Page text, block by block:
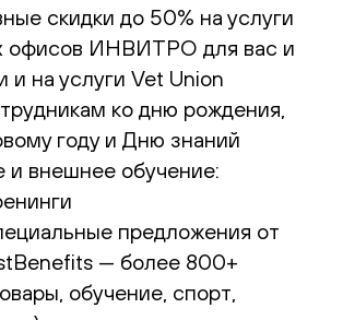
скидки до 50% на услуги
офисов ИНВИТРО для вас и
и на услуги Vet Union
ко дню рождения,
году и Дню знаний
и внешнее обучение:
предложения от
— более 800+
обучение, спорт,